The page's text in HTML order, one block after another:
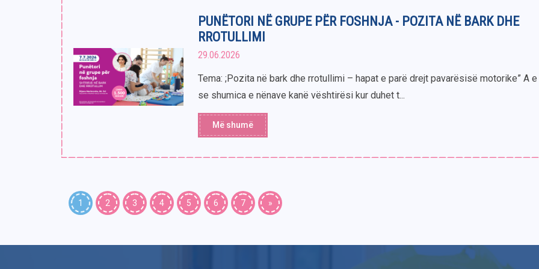
PUNËTORI NË GRUPE PËR FOSHNJA - POZITA NË BARK DHE
RROTULLIMI
29.06.2026
Tema: ;Pozita në bark dhe rrotullimi – hapat e parë drejt pavarësisë motorike” A
se shumica e nënave kanë vështirësi kur duhet t...
Më shumë
1 2 3 4 5 6 7 »